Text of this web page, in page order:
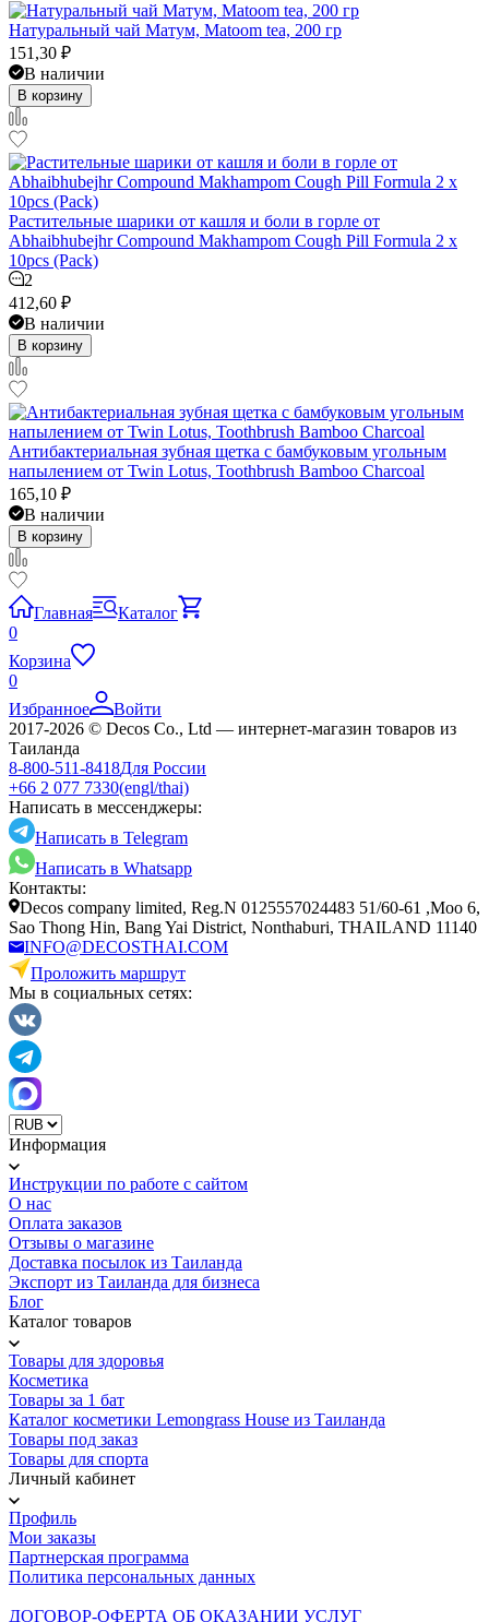
Натуральный чай Матум, Matoom tea, 200 гр
151,30 ₽
В наличии
В корзину
Растительные шарики от кашля и боли в горле от
Abhaibhubejhr Compound Makhampom Cough Pill Formula 2 x
10pcs (Pack)
2
412,60 ₽
В наличии
В корзину
Антибактериальная зубная щетка с бамбуковым угольным
напылением от Twin Lotus, Toothbrush Bamboo Charcoal
165,10 ₽
В наличии
В корзину
Главная
Каталог
0
Корзина
0
Избранное
Войти
2017-2026 © Decos Co., Ltd — интернет-магазин товаров из
Таиланда
8-800-511-8418Для России
+66 2 077 7330(engl/thai)
Написать в мессенджеры:
Написать в Telegram
Написать в Whatsapp
Контакты:
Decos company limited, Reg.N 0125557024483 51/60-61 ,Moo 6,
Sao Thong Hin, Bang Yai District, Nonthaburi, THAILAND 11140
INFO@DECOSTHAI.COM
Проложить маршрут
Мы в социальных сетях:
Информация
Инструкции по работе с сайтом
О нас
Оплата заказов
Отзывы о магазине
Доставка посылок из Таиланда
Экспорт из Таиланда для бизнеса
Блог
Каталог товаров
Товары для здоровья
Косметика
Товары за 1 бат
Каталог косметики Lemongrass House из Таиланда
Товары под заказ
Товары для спорта
Личный кабинет
Профиль
Мои заказы
Партнерская программа
Политика персональных данных
ДОГОВОР-ОФЕРТА ОБ ОКАЗАНИИ УСЛУГ